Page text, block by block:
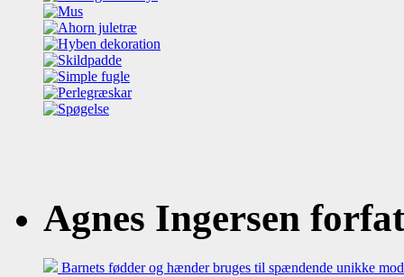
Agnes Ingersen
Barnets fødder og hænder bruges til spændende unikke